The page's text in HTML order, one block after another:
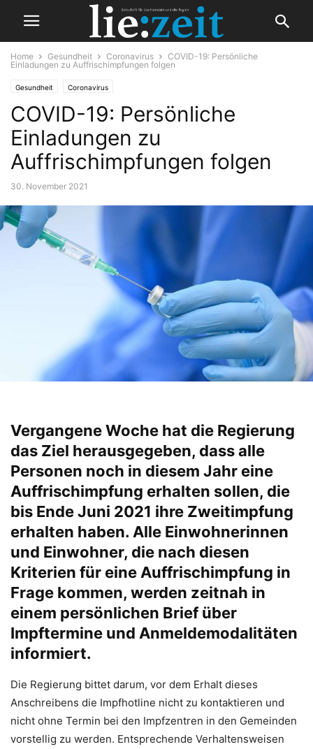
Home Gesundheit Coronavirus
COVID-19: Persönliche
Einladungen zu Auffrischimpfungen folgen
Gesundheit Coronavirus
COVID-19: Persönliche
Einladungen zu
Auffrischimpfungen folgen
30. November 2021
Vergangene Woche hat die Regierung
das Ziel herausgegeben, dass alle
Personen noch in diesem Jahr eine
Auffrischimpfung erhalten sollen, die
bis Ende Juni 2021 ihre Zweitimpfung
erhalten haben. Alle Einwohnerinnen
und Einwohner, die nach diesen
Kriterien für eine Auffrischimpfung in
Frage kommen, werden zeitnah in
einem persönlichen Brief über
Impftermine und Anmeldemodalitäten
informiert.
Die Regierung bittet darum, vor dem Erhalt dieses
Anschreibens die Impfhotline nicht zu kontaktieren und
nicht ohne Termin bei den Impfzentren in den Gemeinden
vorstellig zu werden. Entsprechende Verhaltensweisen